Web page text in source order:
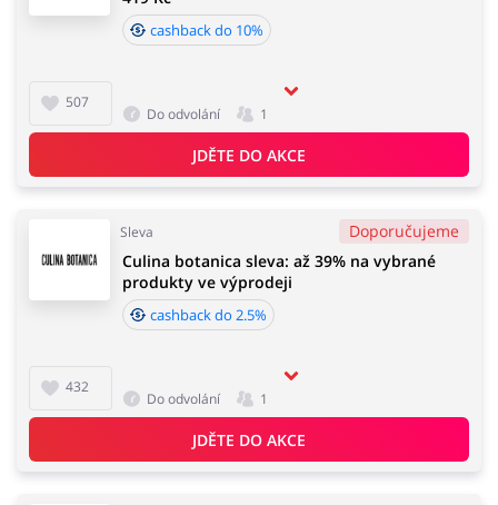
507
cashback do 10%
Do odvolání 1
JDĚTE DO AKCE
Sleva Doporučujeme
432
Culina botanica sleva: až 39% na vybrané
produkty ve výprodeji
cashback do 2.5%
Do odvolání 1
JDĚTE DO AKCE